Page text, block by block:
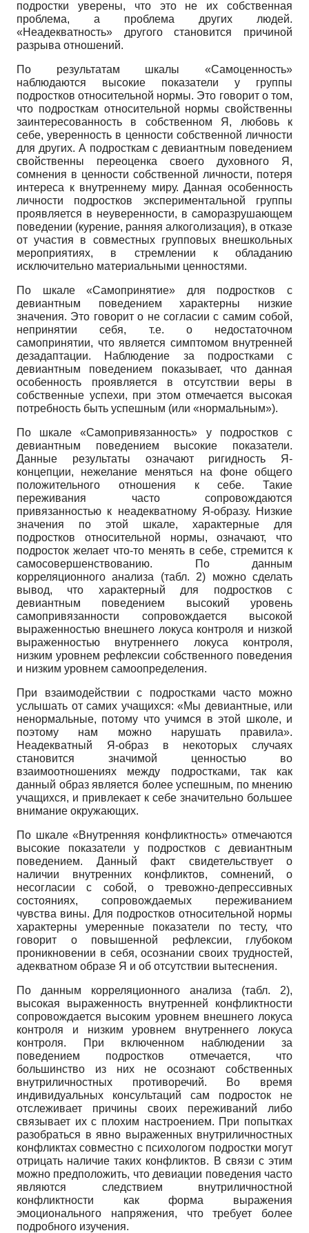
подростки уверены, что это не их собственная
проблема, а проблема других людей.
«Неадекватность» другого становится причиной
разрыва отношений.
По результатам шкалы «Самоценность»
наблюдаются высокие показатели у группы
подростков относительной нормы. Это говорит о том,
что подросткам относительной нормы свойственны
заинтересованность в собственном Я, любовь к
себе, уверенность в ценности собственной личности
для других. А подросткам с девиантным поведением
свойственны переоценка своего духовного Я,
сомнения в ценности собственной личности, потеря
интереса к внутреннему миру. Данная особенность
личности подростков экспериментальной группы
проявляется в неуверенности, в саморазрушающем
поведении (курение, ранняя алкоголизация), в отказе
от участия в совместных групповых внешкольных
мероприятиях, в стремлении к обладанию
исключительно материальными ценностями.
По шкале «Самопринятие» для подростков с
девиантным поведением характерны низкие
значения. Это говорит о не согласии с самим собой,
непринятии себя, т.е. о недостаточном
самопринятии, что является симптомом внутренней
дезадаптации. Наблюдение за подростками с
девиантным поведением показывает, что данная
особенность проявляется в отсутствии веры в
собственные успехи, при этом отмечается высокая
потребность быть успешным (или «нормальным»).
По шкале «Самопривязанность» у подростков с
девиантным поведением высокие показатели.
Данные результаты означают ригидность Я-
концепции, нежелание меняться на фоне общего
положительного отношения к себе. Такие
переживания часто сопровождаются
привязанностью к неадекватному Я-образу. Низкие
значения по этой шкале, характерные для
подростков относительной нормы, означают, что
подросток желает что-то менять в себе, стремится к
самосовершенствованию. По данным
корреляционного анализа (табл. 2) можно сделать
вывод, что характерный для подростков с
девиантным поведением высокий уровень
самопривязанности сопровождается высокой
выраженностью внешнего локуса контроля и низкой
выраженностью внутреннего локуса контроля,
низким уровнем рефлексии собственного поведения
и низким уровнем самоопределения.
При взаимодействии с подростками часто можно
услышать от самих учащихся: «Мы девиантные, или
ненормальные, потому что учимся в этой школе, и
поэтому нам можно нарушать правила».
Неадекватный Я-образ в некоторых случаях
становится значимой ценностью во
взаимоотношениях между подростками, так как
данный образ является более успешным, по мнению
учащихся, и привлекает к себе значительно большее
внимание окружающих.
По шкале «Внутренняя конфликтность» отмечаются
высокие показатели у подростков с девиантным
поведением. Данный факт свидетельствует о
наличии внутренних конфликтов, сомнений, о
несогласии с собой, о тревожно-депрессивных
состояниях, сопровождаемых переживанием
чувства вины. Для подростков относительной нормы
характерны умеренные показатели по тесту, что
говорит о повышенной рефлексии, глубоком
проникновении в себя, осознании своих трудностей,
адекватном образе Я и об отсутствии вытеснения.
По данным корреляционного анализа (табл. 2),
высокая выраженность внутренней конфликтности
сопровождается высоким уровнем внешнего локуса
контроля и низким уровнем внутреннего локуса
контроля. При включенном наблюдении за
поведением подростков отмечается, что
большинство из них не осознают собственных
внутриличностных противоречий. Во время
индивидуальных консультаций сам подросток не
отслеживает причины своих переживаний либо
связывает их с плохим настроением. При попытках
разобраться в явно выраженных внутриличностных
конфликтах совместно с психологом подростки могут
отрицать наличие таких конфликтов. В связи с этим
можно предположить, что девиации поведения часто
являются следствием внутриличностной
конфликтности как форма выражения
эмоционального напряжения, что требует более
подробного изучения.